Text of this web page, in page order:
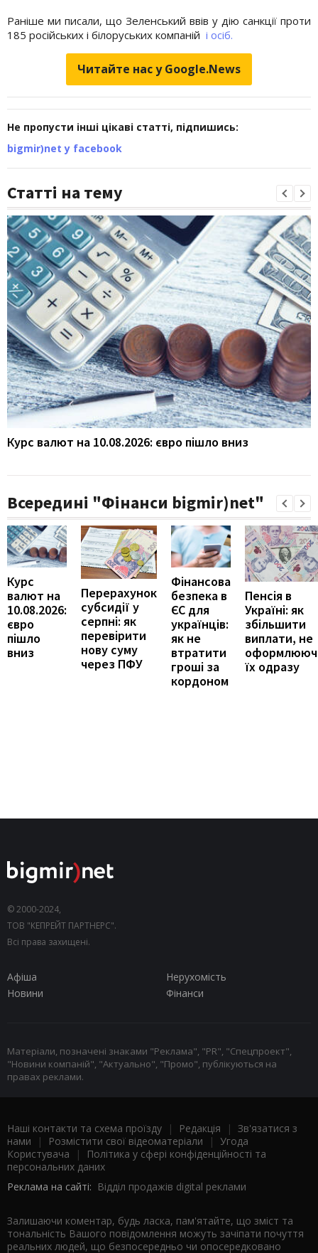
Раніше ми писали, що Зеленський ввів у дію санкції проти
185 російських і білоруських компаній і осіб.
Читайте нас у Google.News
Не пропусти інші цікаві статті, підпишись:
bigmir)net у facebook
Статті на тему
Курс валют на 10.08.2026: євро пішло вниз
Всередині "Фінанси bigmir)net"
Курс
валют на
10.08.2026:
євро
пішло
вниз
Перерахунок
субсидії у
серпні: як
перевірити
нову суму
через ПФУ
Фінансова
безпека в
ЄС для
українців:
як не
втратити
гроші за
кордоном
Пенсія в
Україні: як
збільшити
виплати, не
їх одразу
© 2000-2024,
ТОВ "КЕПРЕЙТ ПАРТНЕРС".
Всі права захищені.
Афіша
Нерухомість
Новини
Фінанси
Матеріали, позначені знаками "Реклама", "PR", "Спецпроект",
"Новини компаній", "Актуально", "Промо", публікуються на
правах реклами.
Наші контакти та схема проїзду | Редакція | Зв'язатися з
нами | Розмістити свої відеоматеріали | Угода
Користувача |
Політика у сфері конфіденційності та
персональних даних
Реклама на сайті: Відділ продажів digital реклами
Залишаючи коментар, будь ласка, пам'ятайте, що зміст та
тональність Вашого повідомлення можуть зачіпати почуття
реальних людей, що безпосередньо чи опосередковано